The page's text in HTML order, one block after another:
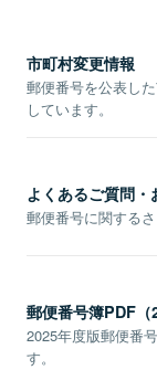
市町村変更情報
郵便番号を公表し
しています。
よくあるご質問・
郵便番号に関する
郵便番号簿PDF（
2025年度版郵便番
す。